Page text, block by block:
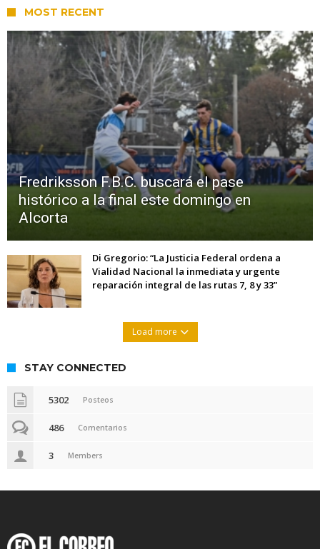
MOST RECENT
Fredriksson F.B.C. buscará el pase
histórico a la final este domingo en
Alcorta
Di Gregorio: “La Justicia Federal ordena a
Vialidad Nacional la inmediata y urgente
reparación integral de las rutas 7, 8 y 33”
Load more
STAY CONNECTED
5302 Posteos
486 Comentarios
3 Members